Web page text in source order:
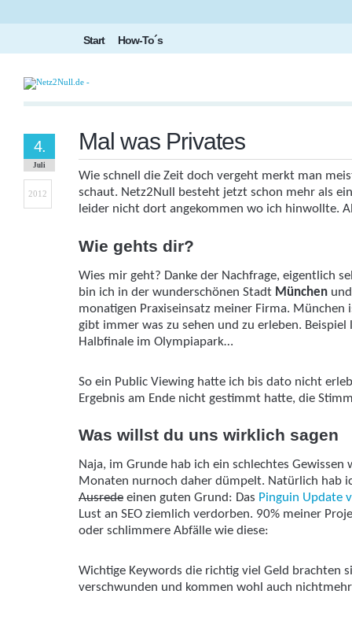
Start How-To´s
Mal was Privates
4.
Juli
2012
Wie schnell die Zeit doch vergeht merkt man
schaut. Netz2Null besteht jetzt schon mehr als
leider nicht dort angekommen wo ich hinwollte.
Wie gehts dir?
Wies mir geht? Danke der Nachfrage, eigentlich
bin ich in der wunderschönen Stadt München
monatigen Praxiseinsatz meiner Firma. München
gibt immer was zu sehen und zu erleben. Beispiel
Halbfinale im Olympiapark…
So ein Public Viewing hatte ich bis dato nicht
Ergebnis am Ende nicht gestimmt hatte, die
Was willst du uns wirklich sagen
Naja, im Grunde hab ich ein schlechtes Gewissen
Monaten nurnoch daher dümpelt. Natürlich hab
Ausrede einen guten Grund: Das Pinguin Update
Lust an SEO ziemlich verdorben. 90% meiner
oder schlimmere Abfälle wie diese:
Wichtige Keywords die richtig viel Geld brachten
verschwunden und kommen wohl auch